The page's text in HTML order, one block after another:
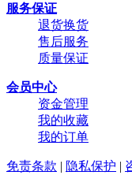
服务保证
退货换货
售后服务
质量保证
会员中心
资金管理
我的收藏
我的订单
免责条款 | 隐私保护 |